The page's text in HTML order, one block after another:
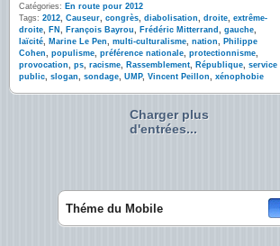
Catégories: En route pour 2012
Tags: 2012, Causeur, congrès, diabolisation, droite, extrême-
droite, FN , François Bayrou, Frédéric Mitterrand , gauche,
laïcité, Marine Le Pen, multi-culturalisme, nation, Philippe
Cohen, populisme, préférence nationale, protectionnisme,
provocation, ps, racisme, Rassemblement, République, service
public, slogan, sondage, UMP, Vincent Peillon, xénophobie
Charger plus
d'entrées...
Théme du Mobile